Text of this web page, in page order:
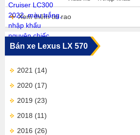
Xem thêm tin rao
Bán xe Lexus LX 570
2021 (14)
2020 (17)
2019 (23)
2018 (11)
2016 (26)